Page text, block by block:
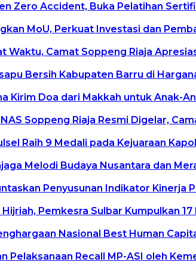
Zero Accident, Buka Pelatihan
MoU, Perkuat Investasi dan
Waktu, Camat Soppeng Riaja
Bersih Kabupaten Barru di
Kirim Doa dari Makkah untuk Anak-
Soppeng Riaja Resmi Digelar,
Raih 9 Medali pada Kejuaraan
Melodi Budaya Nusantara dan
Penyusunan Indikator Kinerja
Pemkesra Sulbar Kumpulkan 17
Nasional Best Human
Pelaksanaan Recall MP-ASI oleh